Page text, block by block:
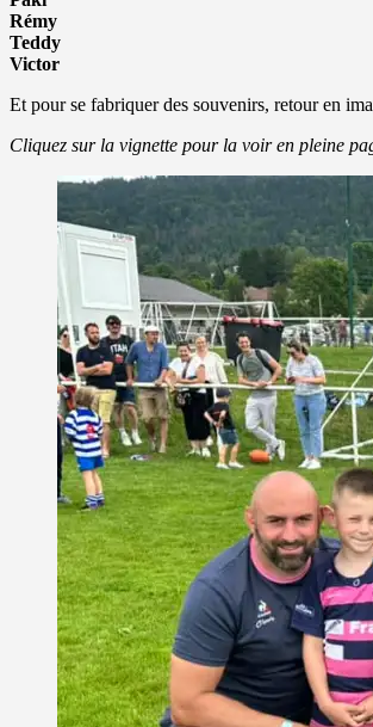
Rémy
Teddy
Victor
Et pour se fabriquer des souvenirs, retour en
Cliquez sur la vignette pour la voir en pleine